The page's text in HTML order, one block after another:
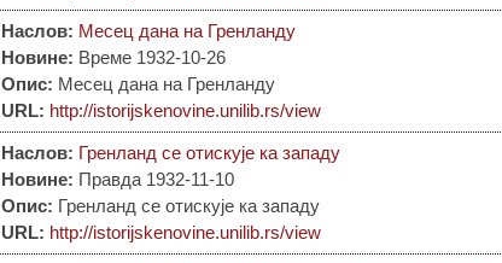
Наслов: Месец дана на Гренланду
Новине: Време 1932-10-26
Опис: Месец дана на Гренланду
URL: http://istorijskenovine.unilib.rs/view
Наслов: Гренланд се отискује ка западу
Новине: Правда 1932-11-10
Опис: Гренланд се отискује ка западу
URL: http://istorijskenovine.unilib.rs/view